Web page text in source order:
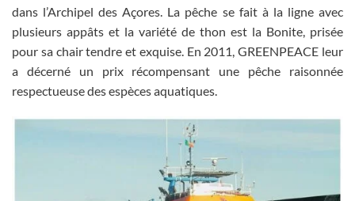
dans l’Archipel des Açores. La pêche se fait à la ligne avec
plusieurs appâts et la variété de thon est la Bonite, prisée
pour sa chair tendre et exquise. En 2011, GREENPEACE leur
a décerné un prix récompensant une pêche raisonnée
respectueuse des espèces aquatiques.